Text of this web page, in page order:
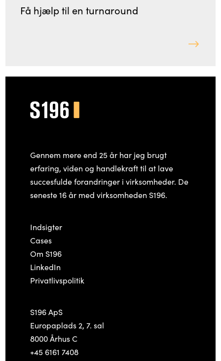
Få hjælp til en turnaround
Gennem mere end 25 år har jeg brugt
erfaring, viden og handlekraft til at lave
succesfulde forandringer i virksomheder. De
seneste 16 år med virksomheden S196.
Indsigter
Cases
Om S196
LinkedIn
Privatlivspolitik
S196 ApS
Europaplads 2, 7. sal
8000 Århus C
+45 6161 7408